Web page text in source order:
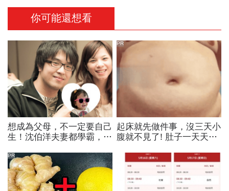
你可能還想看
想成為父母，不一定要自己
生！沈伯洋夫妻都學霸，歷
緣關係，但我們彼此相愛
起床就先做件事，沒三天小
腹就不見了! 肚子一天天變
PR
PR